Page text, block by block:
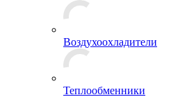
Воздухоохладители
Теплообменники